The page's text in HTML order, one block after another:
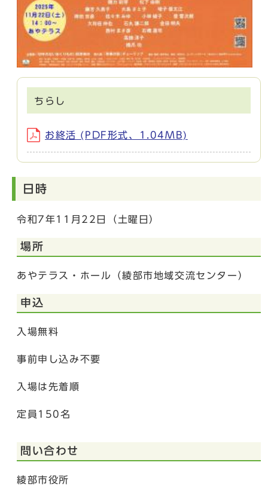
ちらし
お終活 (PDF形式、1.04MB)
日時
令和7年11月22日（土曜日）
場所
あやテラス・ホール（綾部市地域交流センター）
申込
入場無料
事前申し込み不要
入場は先着順
定員150名
問い合わせ
綾部市役所